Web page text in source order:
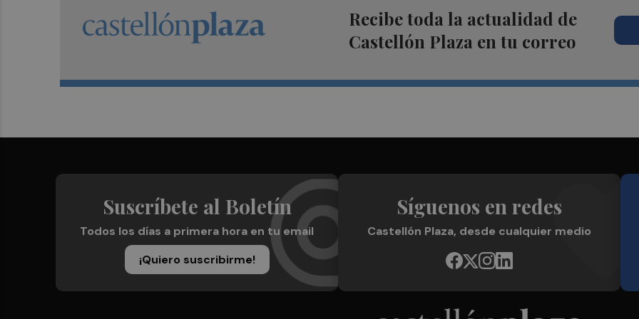
Recibe toda la actualidad de
Castellón Plaza en tu correo
Suscríbete al Boletín
Todos los días a primera hora en tu email
¡Quiero suscribirme!
Síguenos en redes
Castellón Plaza, desde cualquier medio